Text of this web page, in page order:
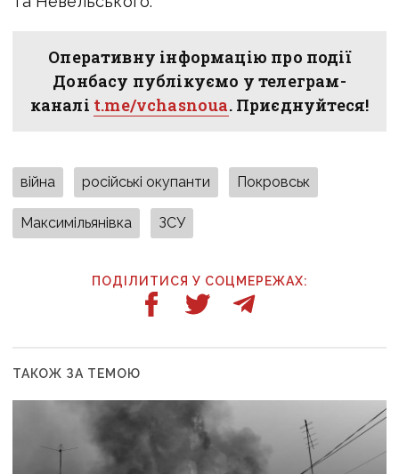
Оперативну інформацію про події
Донбасу публікуємо у телеграм-
каналі t.me/vchasnoua. Приєднуйтеся!
війна російські окупанти Покровськ
Максимільянівка ЗСУ
ПОДІЛИТИСЯ У СОЦМЕРЕЖАХ:
ТАКОЖ ЗА ТЕМОЮ